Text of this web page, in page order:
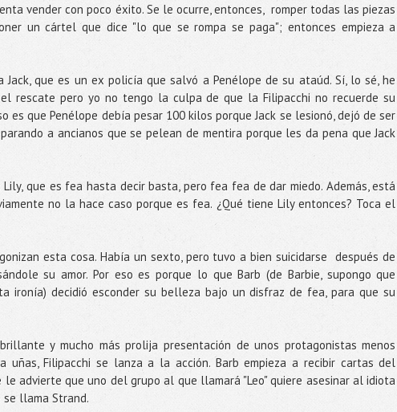
vender con poco éxito. Se le ocurre, entonces, romper todas las piezas
un cártel que dice "lo que se rompa se paga"; entonces empieza a
que es un ex policía que salvó a Penélope de su ataúd. Sí, lo sé, he
rescate pero yo no tengo la culpa de que la Filipacchi no recuerde su
es que Penélope debía pesar 100 kilos porque Jack se lesionó, dejó de ser
a ancianos que se pelean de mentira porque les da pena que Jack
que es fea hasta decir basta, pero fea fea de dar miedo. Además, está
no la hace caso porque es fea. ¿Qué tiene Lily entonces? Toca el
esta cosa. Había un sexto, pero tuvo a bien suicidarse después de
su amor. Por eso es porque lo que Barb (de Barbie, supongo que
ironía) decidió esconder su belleza bajo un disfraz de fea, para que su
y mucho más prolija presentación de unos protagonistas menos
uñas, Filipacchi se lanza a la acción. Barb empieza a recibir cartas del
le advierte que uno del grupo al que llamará "Leo" quiere asesinar al idiota
se llama Strand.